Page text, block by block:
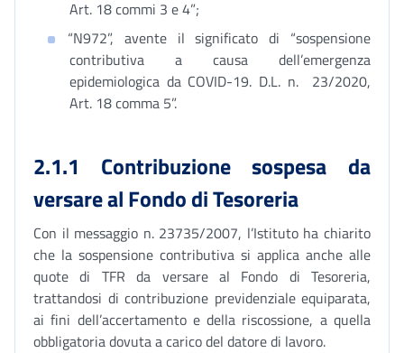
Art. 18 commi 3 e 4”;
“N972”, avente il significato di “sospensione
contributiva a causa dell’emergenza
epidemiologica da COVID-19. D.L. n. 23/2020,
Art. 18 comma 5”.
2.1.1 Contribuzione sospesa da
versare al Fondo di Tesoreria
Con il messaggio n. 23735/2007, l’Istituto ha chiarito
che la sospensione contributiva si applica anche alle
quote di TFR da versare al Fondo di Tesoreria,
trattandosi di contribuzione previdenziale equiparata,
ai fini dell’accertamento e della riscossione, a quella
obbligatoria dovuta a carico del datore di lavoro.